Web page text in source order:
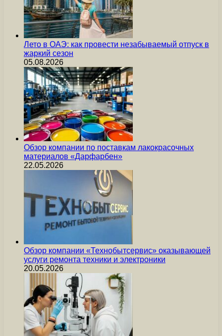
Лето в ОАЭ: как провести незабываемый отпуск в
жаркий сезон
05.08.2026
Обзор компании по поставкам лакокрасочных
материалов «Дарфарбен»
22.05.2026
Обзор компании «Технобытсервис» оказывающей
услуги ремонта техники и электроники
20.05.2026